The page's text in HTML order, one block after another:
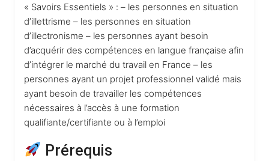
« Savoirs Essentiels » : – les personnes en situation
d’illettrisme – les personnes en situation
d’illectronisme – les personnes ayant besoin
d’acquérir des compétences en langue française afin
d’intégrer le marché du travail en France – les
personnes ayant un projet professionnel validé mais
ayant besoin de travailler les compétences
nécessaires à l’accès à une formation
qualifiante/certifiante ou à l’emploi
Prérequis